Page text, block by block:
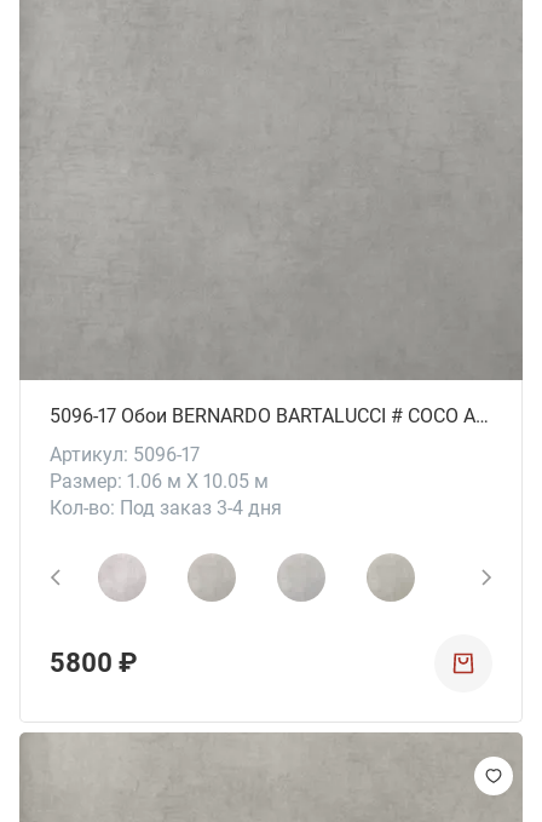
5096-17 Обои BERNARDO BARTALUCCI # СОСО ART
Артикул: 5096-17
Размер: 1.06 м X 10.05 м
Кол-во: Под заказ 3-4 дня
5800 ₽